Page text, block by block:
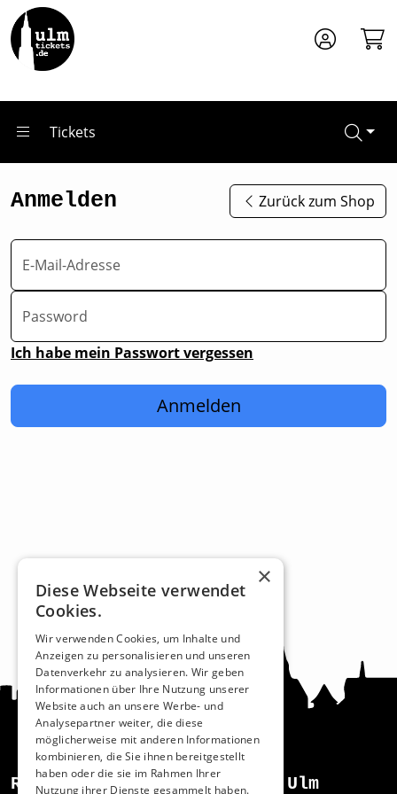
Zum Hauptinhalt springen
Tickets
Anmelden Zurück zum Shop
E-Mail-Adresse
Password
Ich habe mein Passwort vergessen
Anmelden
Recht und Ordnung Ulm
×
Diese Webseite verwendet
Cookies.
Wir verwenden Cookies, um Inhalte und
Anzeigen zu personalisieren und unseren
Datenverkehr zu analysieren. Wir geben
Informationen über Ihre Nutzung unserer
Website auch an unsere Werbe- und
Analysepartner weiter, die diese
möglicherweise mit anderen Informationen
kombinieren, die Sie ihnen bereitgestellt
haben oder die sie im Rahmen Ihrer
Nutzung ihrer Dienste gesammelt haben.